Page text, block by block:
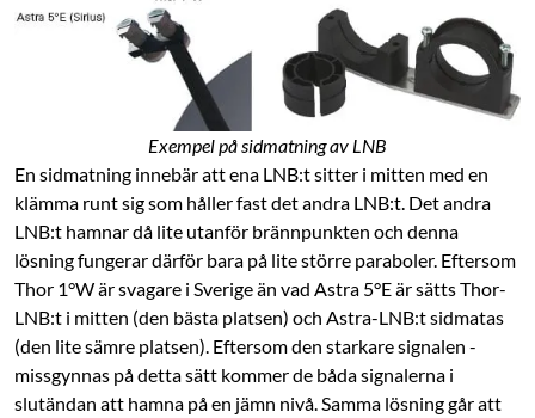
Exempel på sidmatning av LNB
En sidmatning innebär att ena LNB:t sitter i mitten med en
klämma runt sig som håller fast det andra LNB:t. Det andra
LNB:t hamnar då lite utanför brännpunkten och ­denna
lösning fungerar därför bara på lite större paraboler. Eftersom
Thor 1°W är svagare i ­Sverige än vad Astra 5°E är sätts Thor-
LNB:t i mitten (den bästa ­platsen) och ­Astra-LNB:t sidmatas
(den lite sämre platsen). Eftersom den starkare signalen ­
missgynnas på detta sätt kommer de båda signalerna i
slutändan att hamna på en jämn nivå. Samma lösning går att